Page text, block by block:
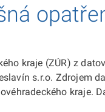
kraje (ZÚR) z
s.r.o. Zdrojem
kraje.